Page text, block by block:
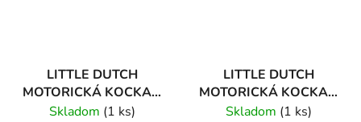
LITTLE DUTCH
MOTORICKÁ KOCKA S
AKTIVITAMI HÚSATKÁ
Skladom (1 ks)
LITTLE DUTCH
MOTORICKÁ KOCKA S
AKTIVITAMI BLUE
Skladom (1 ks)